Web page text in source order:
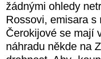
žádnými ohledy
Rossovi, emisara s
Čerokijové se mají
náhradu někde na